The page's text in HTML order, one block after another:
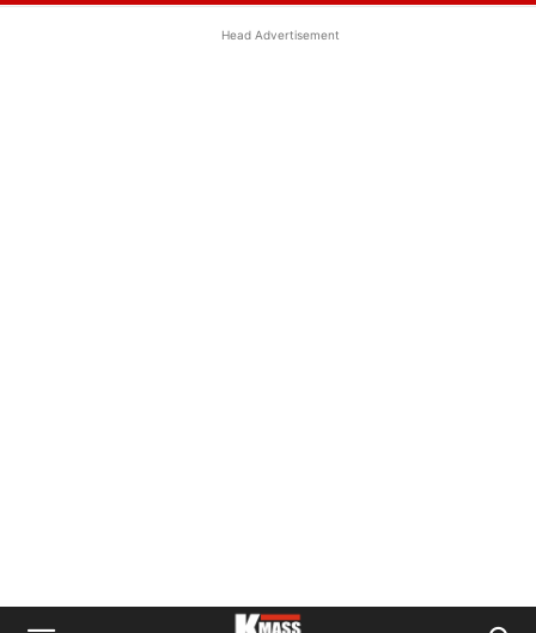
Head Advertisement